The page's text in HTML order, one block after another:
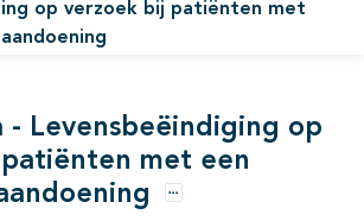
op verzoek bij patiënten met
- Levensbeëindiging op
met een
Opties